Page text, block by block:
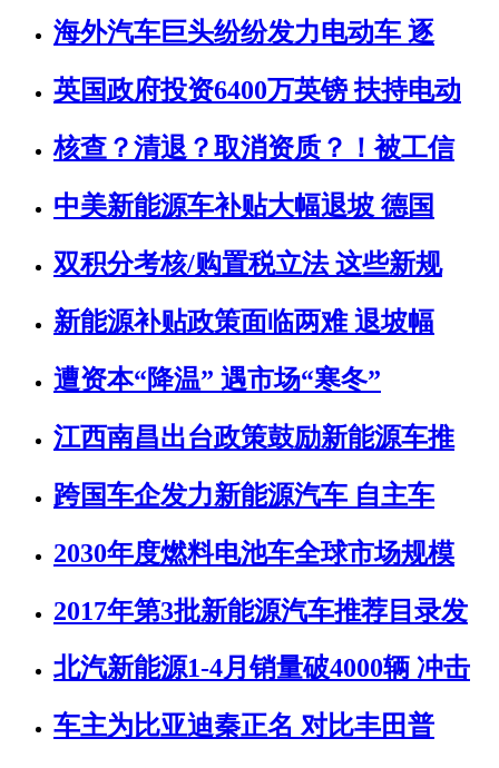
海外汽车巨头纷纷发力电动车 逐
英国政府投资6400万英镑 扶持电动
核查？清退？取消资质？！被工信
中美新能源车补贴大幅退坡 德国
双积分考核/购置税立法 这些新规
新能源补贴政策面临两难 退坡幅
遭资本“降温” 遇市场“寒冬”
江西南昌出台政策鼓励新能源车推
跨国车企发力新能源汽车 自主车
2030年度燃料电池车全球市场规模
2017年第3批新能源汽车推荐目录发
北汽新能源1-4月销量破4000辆 冲击
车主为比亚迪秦正名 对比丰田普